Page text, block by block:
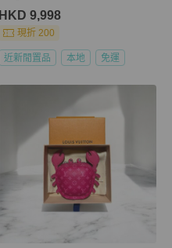
HKD 9,998
現折 200
近新閒置品 本地 免運